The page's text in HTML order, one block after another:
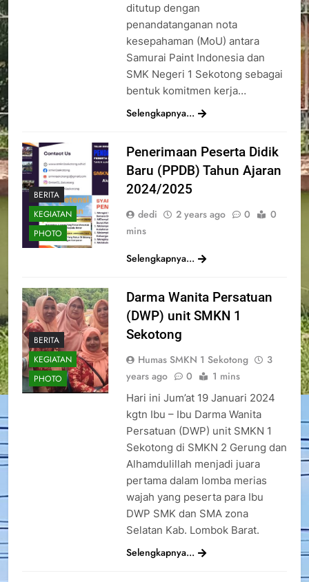
ditutup dengan
penandatanganan nota
kesepahaman (MoU) antara
Samurai Paint Indonesia dan
SMK Negeri 1 Sekotong sebagai
bentuk komitmen kerja…
Selengkapnya...
BERITA
KEGIATAN
PHOTO
Penerimaan Peserta Didik
Baru (PPDB) Tahun Ajaran
2024/2025
dedi 2 years ago 0
0
mins
Selengkapnya...
BERITA
KEGIATAN
PHOTO
Darma Wanita Persatuan
(DWP) unit SMKN 1
Sekotong
Humas SMKN 1 Sekotong
3
years ago
0 1 mins
Hari ini Jum’at 19 Januari 2024
kgtn Ibu – Ibu Darma Wanita
Persatuan (DWP) unit SMKN 1
Sekotong di SMKN 2 Gerung dan
Alhamdulillah menjadi juara
pertama dalam lomba merias
wajah yang peserta para Ibu
DWP SMK dan SMA zona
Selatan Kab. Lombok Barat.
Selengkapnya...